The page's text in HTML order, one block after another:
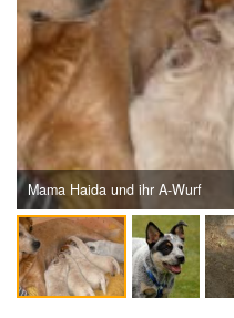
Mama Haida und ihr A-Wurf